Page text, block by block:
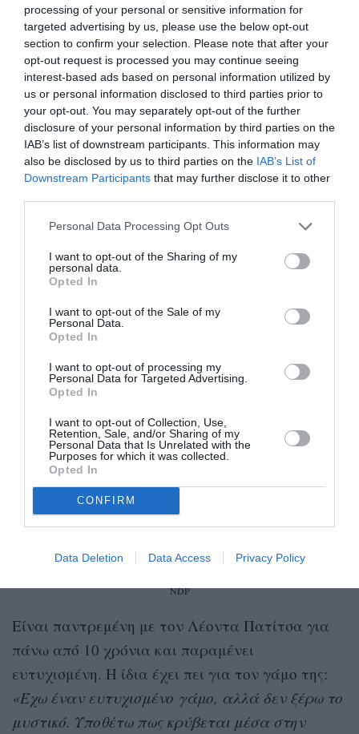
processing of your personal or sensitive information for
targeted advertising by us, please use the below opt-out
section to confirm your selection. Please note that after your
opt-out request is processed you may continue seeing
interest-based ads based on personal information utilized by
us or personal information disclosed to third parties prior to
your opt-out. You may separately opt-out of the further
disclosure of your personal information by third parties on the
IAB’s list of downstream participants. This information may
also be disclosed by us to third parties on the IAB’s List of
Downstream Participants that may further disclose it to other
Personal Data Processing Opt Outs
I want to opt-out of the Sharing of my
personal data.
Opted In
I want to opt-out of the Sale of my
Personal Data.
Opted In
I want to opt-out of processing my
Personal Data for Targeted Advertising.
Opted In
I want to opt-out of Collection, Use,
Retention, Sale, and/or Sharing of my
Personal Data that Is Unrelated with the
Purposes for which it was collected.
Opted In
CONFIRM
Data Deletion Data Access Privacy Policy
NDP
NDP
Είναι παντρεμένη με τον Λέοντα Πατίτσα για
πάνω από 10 χρόνια και παραμένει
ευτυχισμένη. Η ίδια έχει πει για τον γάμο της:
«Έχω έναν ευτυχισμένο γάμο, αλλά δεν ξέρω το
μυστικό. Υποθέτω πως κρύβεται μέσα στην